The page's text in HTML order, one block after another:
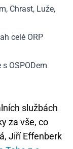
Chrast, Luže,
celé ORP
OSPODem
službách
za vše, co
Jiří Effenberk